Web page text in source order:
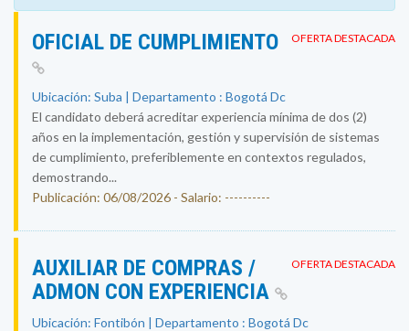
OFERTA DESTACADA
OFICIAL DE CUMPLIMIENTO
Ubicación: Suba | Departamento : Bogotá Dc
El candidato deberá acreditar experiencia mínima de dos (2)
años en la implementación, gestión y supervisión de sistemas
de cumplimiento, preferiblemente en contextos regulados,
demostrando...
Publicación: 06/08/2026 - Salario: ----------
OFERTA DESTACADA
AUXILIAR DE COMPRAS /
ADMON CON EXPERIENCIA
Ubicación: Fontibón | Departamento : Bogotá Dc